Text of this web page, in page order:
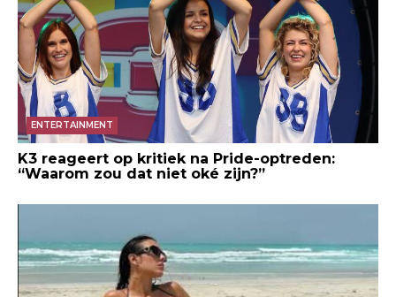
ENTERTAINMENT
K3 reageert op kritiek na Pride-optreden:
“Waarom zou dat niet oké zijn?”